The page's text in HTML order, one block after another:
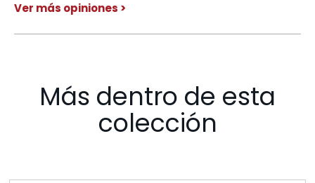
Ver más opiniones >
Más dentro de esta
colección